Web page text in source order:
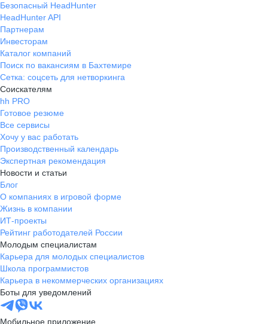
Безопасный HeadHunter
HeadHunter API
Партнерам
Инвесторам
Каталог компаний
Поиск по вакансиям в Бахтемире
Сетка: соцсеть для нетворкинга
Соискателям
hh PRO
Готовое резюме
Все сервисы
Хочу у вас работать
Производственный календарь
Экспертная рекомендация
Новости и статьи
Блог
О компаниях в игровой форме
Жизнь в компании
ИТ-проекты
Рейтинг работодателей России
Молодым специалистам
Карьера для молодых специалистов
Школа программистов
Карьера в некоммерческих организациях
Боты для уведомлений
Мобильное приложение